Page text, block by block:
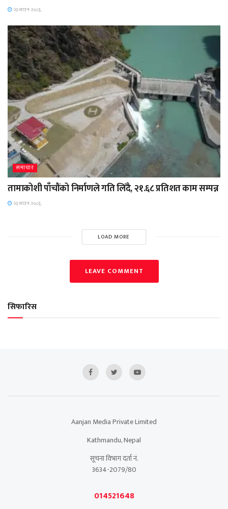
२३ साउन २०८३,
समाचार
तामाकोशी पाँचौंको निर्माणले गति लिँदै, २१.६८ प्रतिशत काम सम्पन्न
२३ साउन २०८३,
LOAD MORE
LEAVE COMMENT
सिफारिस
Aanjan Media Private Limited
Kathmandu, Nepal
सूचना विभाग दर्ता नं.
3634-2079/80
014521648